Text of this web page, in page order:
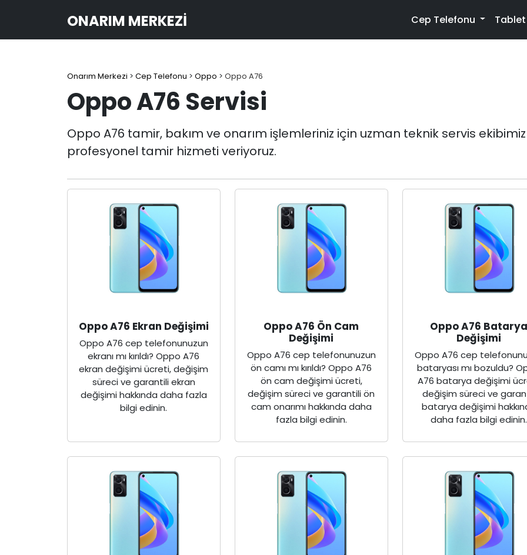
ONARIM MERKEZI Cep Telefonu Tablet
Onarım Merkezi > Cep Telefonu > Oppo > Oppo A76
Oppo A76 Servisi
Oppo A76 tamir, bakım ve onarım işlemleriniz için uzman teknik servis ekibimiz
profesyonel tamir hizmeti veriyoruz.
Oppo A76 Ekran Değişimi
Oppo A76 cep telefonunuzun
ekranı mı kırıldı? Oppo A76
ekran değişimi ücreti, değişim
süreci ve garantili ekran
değişimi hakkında daha fazla
bilgi edinin.
Oppo A76 Ön Cam
Değişimi
Oppo A76 cep telefonunuzun
ön camı mı kırıldı? Oppo A76
ön cam değişimi ücreti,
değişim süreci ve garantili ön
cam onarımı hakkında daha
fazla bilgi edinin.
Oppo A76 Batarya
Değişimi
Oppo A76 cep
bataryası mı bozuldu?
A76 batarya değişimi
değişim süreci ve
batarya değişimi
daha fazla bilgi edinin.